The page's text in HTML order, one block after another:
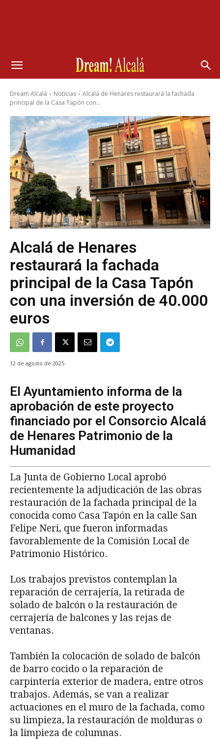
Dream Alcalá Noticias
Alcalá de Henares restaurará la fachada
principal de la Casa Tapón con...
Alcalá de Henares
restaurará la fachada
principal de la Casa Tapón
con una inversión de 40.000
euros
12 de agosto de 2025
El Ayuntamiento informa de la
aprobación de este proyecto
financiado por el Consorcio Alcalá
de Henares Patrimonio de la
Humanidad
La Junta de Gobierno Local aprobó
recientemente la adjudicación de las obras
restauración de la fachada principal de la
conocida como Casa Tapón en la calle San
Felipe Neri, que fueron informadas
favorablemente de la Comisión Local de
Patrimonio Histórico.
Los trabajos previstos contemplan la
reparación de cerrajería, la retirada de
solado de balcón o la restauración de
cerrajería de balcones y las rejas de
ventanas.
También la colocación de solado de balcón
de barro cocido o la reparación de
carpintería exterior de madera, entre otros
trabajos. Además, se van a realizar
actuaciones en el muro de la fachada, como
su limpieza, la restauración de molduras o
la limpieza de columnas.